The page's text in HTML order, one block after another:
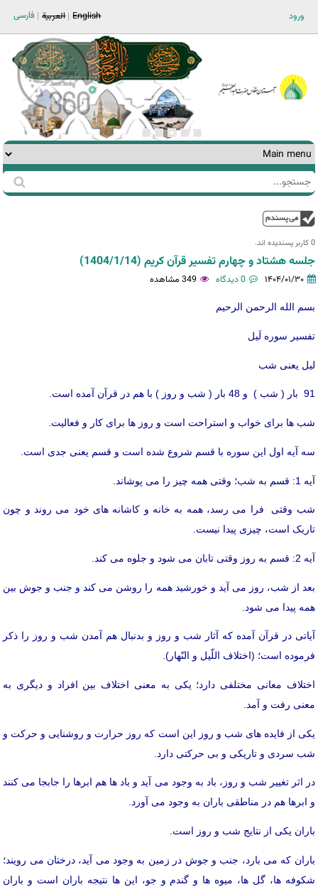
ورود فارسی العربية English
فرم
جستجو
جستجو
0 کاربر پسندیده اند.‎
جلسه هشتاد و چهارم تفسیر قرآن کریم (1404/1/14)
۱۴۰۴/۰۱/۳۰ 0 دیدگاه 349 مشاهده
بسم الله الرحمن الرحیم
تفسیر سوره لَیل
لیل یعنی شب
91 بار ( شب ) و 48 بار ( شب و روز ) با هم در قرآن آمده است.
شب ها برای خواب و استراحت است و روز ها برای کار و فعالیت.
سه آیه اول این سوره با قسم شروع شده است و قسم یعنی جدی است.
آیه 1: قسم به شب؛ وقتی همه چیز را می پوشاند.
شب وقتی فرا می رسد، همه به خانه و کاشانه های خود می روند و چون
تاریک است، چیزی پیدا نیست.
آیه 2: قسم به روز وقتی تابان می شود و جلوه می کند.
بعد از شب، روز می آید و خورشید همه را روشن می کند و جنب و جوش بین
همه پیدا می شود.
آیاتی در قرآن آمده که آثار شب و روز و بدنبال هم آمدن شب و روز را ذکر
فرموده است؛ (اختلاف اللّیل و النّهار).
اختلاف معانی مختلفی دارد؛ یکی به معنی اختلاف بین افراد و دیگری به
معنی رفت و آمد.
یکی از فایده های شب و روز این است که روز حرارت و روشنایی و حرکت و
شب سردی و تاریکی و بی حرکتی دارد.
در اثر تغییر شب و روز، باد به وجود می آید و باد ها هم ابرها را جابجا می کنند
و ابرها هم در مناطقی باران به وجود می آورد.
باران یکی از نتایج شب و روز است.
باران که می بارد، جنب و جوش در زمین به وجود می آید، درختان می رویند؛
شکوفه ها، گل ها، میوه ها و گندم و جو، این ها نتیجه باران است و باران